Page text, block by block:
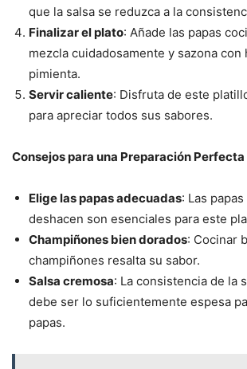
que la salsa se reduzca a la
Finalizar el plato: Añade las papas
mezcla cuidadosamente y sazona con
pimienta.
Servir caliente: Disfruta de este
para apreciar todos sus sabores.
Consejos para una Preparación Perfecta
Elige las papas adecuadas: Las
deshacen son esenciales para este
Champiñones bien dorados: Cocinar
champiñones resalta su sabor.
Salsa cremosa: La consistencia de la
debe ser lo suficientemente espesa
papas.